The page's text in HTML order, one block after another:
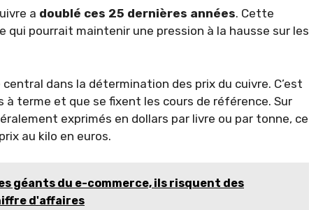
a doublé ces 25 dernières années. Cette
qui pourrait maintenir une pression à la hausse sur les
dans la détermination des prix du cuivre. C’est
terme et que se fixent les cours de référence. Sur
exprimés en dollars par livre ou par tonne, ce
au kilo en euros.
géants du e-commerce, ils risquent des
d'affaires